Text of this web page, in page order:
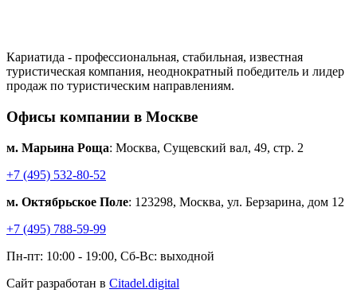
Кариатида - профессиональная, стабильная, известная
туристическая компания, неоднократный победитель и лидер
продаж по туристическим направлениям.
Офисы компании в Москве
м. Марьина Роща: Москва, Сущевский вал, 49, стр. 2
+7 (495) 532-80-52
м. Октябрьское Поле: 123298, Москва, ул. Берзарина, дом 12
+7 (495) 788-59-99
Пн-пт: 10:00 - 19:00, Сб-Вс: выходной
Сайт разработан в Citadel.digital